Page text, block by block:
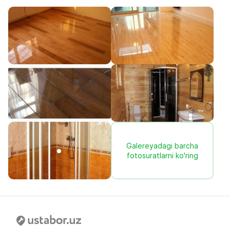
Galereyadagi barcha
fotosuratlarni ko'ring